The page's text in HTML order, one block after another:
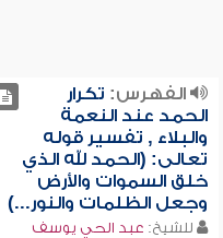
الفهرس: تكرار
الحمد عند النعمة
والبلاء , تفسير قوله
تعالى: (الحمد لله الذي
خلق السموات والأرض
وجعل الظلمات والنور...)
للشيخ: عبد الحي يوسف